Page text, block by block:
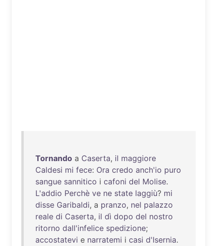
Tornando a Caserta, il maggiore
Caldesi mi fece: Ora credo anch'io puro
sangue sannitico i cafoni del Molise.
L'addio Perchè ve ne state laggiù? mi
disse Garibaldi, a pranzo, nel palazzo
reale di Caserta, il dì dopo del nostro
ritorno dall'infelice spedizione;
accostatevi e narratemi i casi d'Isernia.